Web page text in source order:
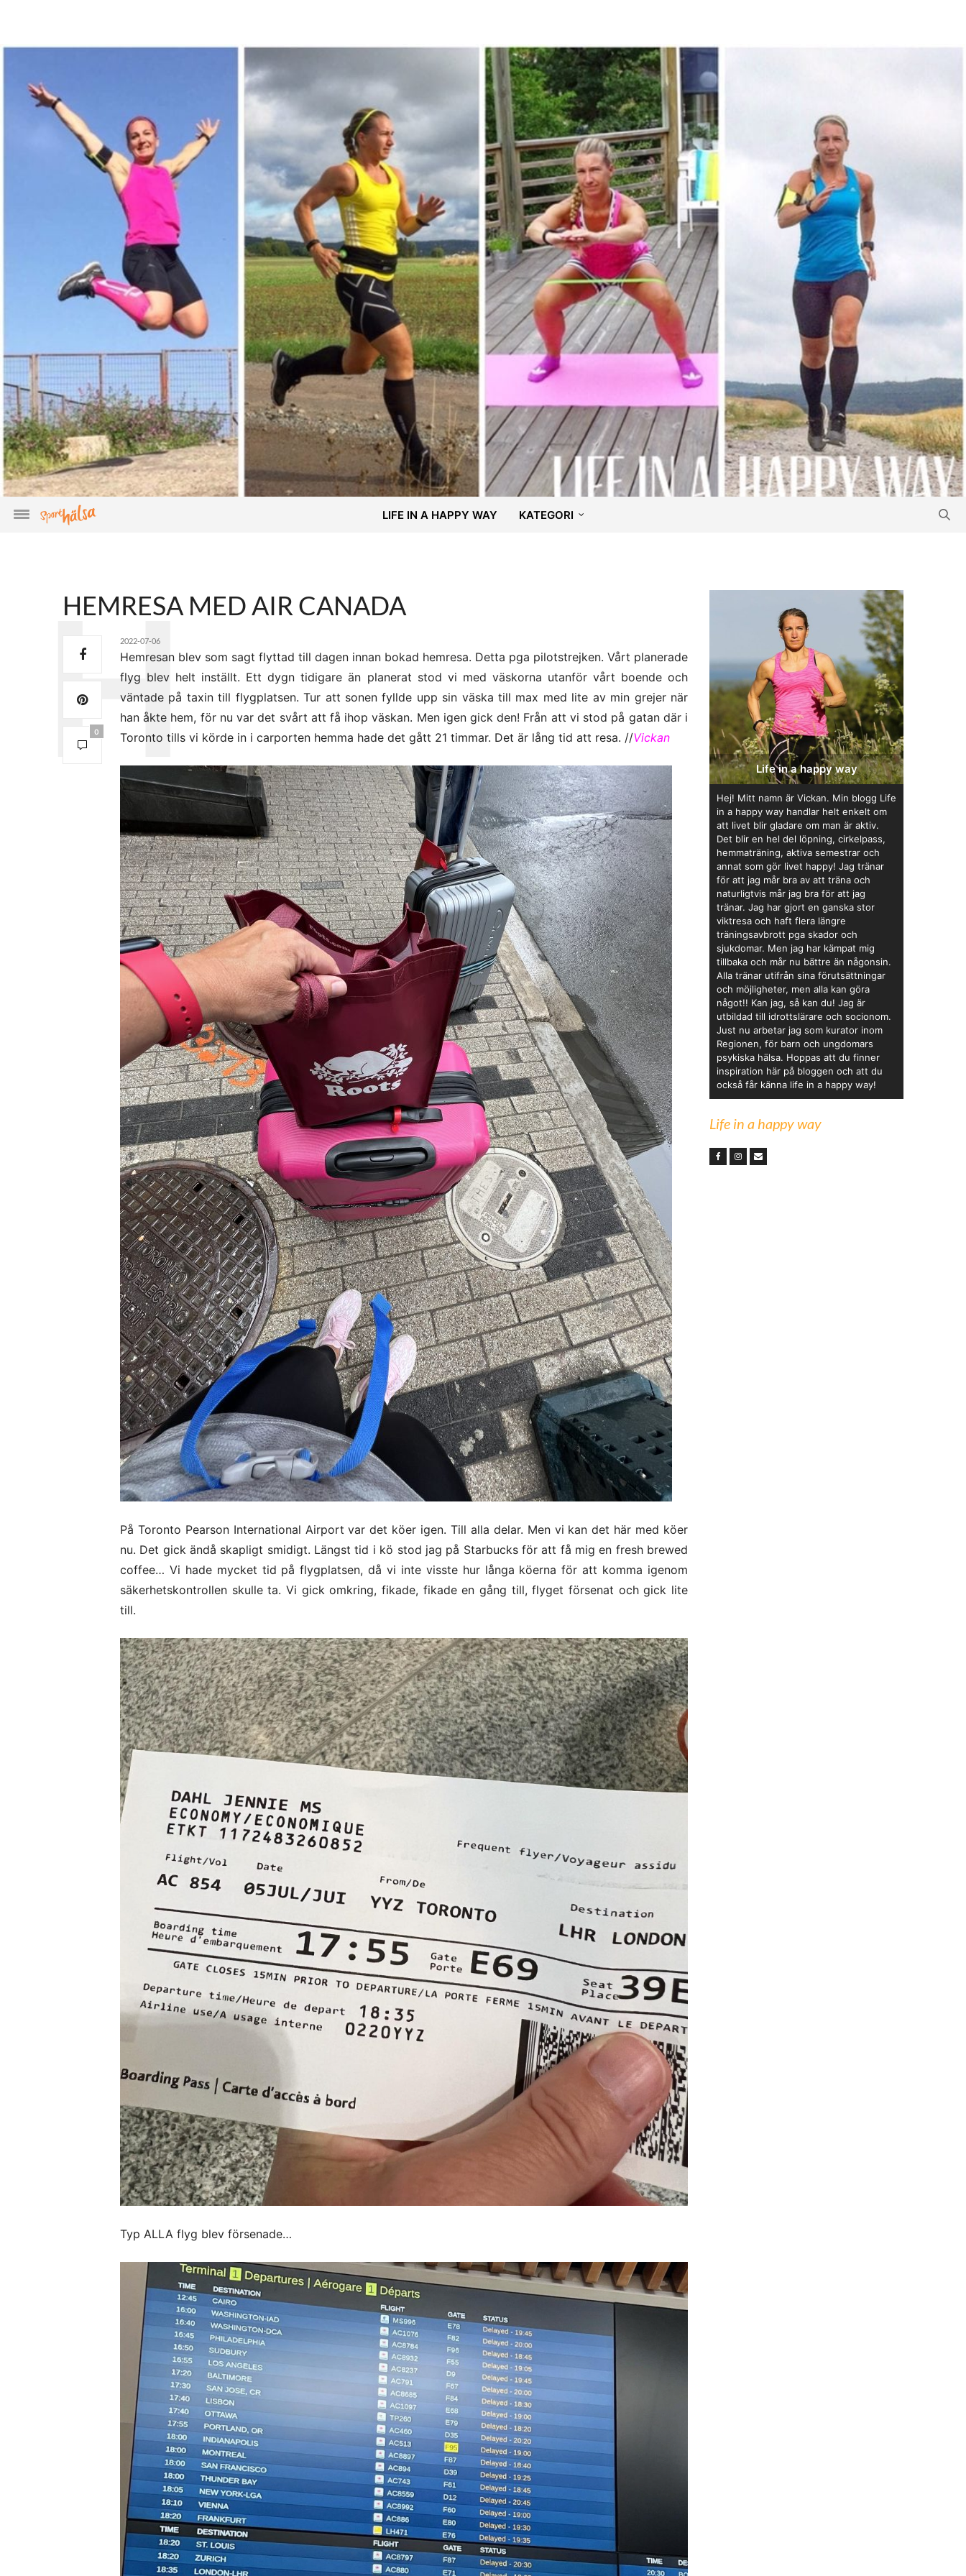
LIFE IN A HAPPY WAY KATEGORI
HEMRESA MED AIR CANADA
0
2022-07-06
Hemresan blev som sagt flyttad till dagen innan bokad hemresa. Detta pga pilotstrejken. Vårt planerade
flyg blev helt inställt. Ett dygn tidigare än planerat stod vi med väskorna utanför vårt boende och
väntade på taxin till flygplatsen. Tur att sonen fyllde upp sin väska till max med lite av min grejer när
han åkte hem, för nu var det svårt att få ihop väskan. Men igen gick den! Från att vi stod på gatan där i
Toronto tills vi körde in i carporten hemma hade det gått 21 timmar. Det är lång tid att resa. //Vickan
På Toronto Pearson International Airport var det köer igen. Till alla delar. Men vi kan det här med köer
nu. Det gick ändå skapligt smidigt. Längst tid i kö stod jag på Starbucks för att få mig en fresh brewed
coffee… Vi hade mycket tid på flygplatsen, då vi inte visste hur långa köerna för att komma igenom
säkerhetskontrollen skulle ta. Vi gick omkring, fikade, fikade en gång till, flyget försenat och gick lite
till.
Typ ALLA flyg blev försenade…
Life in a happy way
Hej! Mitt namn är Vickan. Min blogg Life
in a happy way handlar helt enkelt om
att livet blir gladare om man är aktiv.
Det blir en hel del löpning, cirkelpass,
hemmaträning, aktiva semestrar och
annat som gör livet happy! Jag tränar
för att jag mår bra av att träna och
naturligtvis mår jag bra för att jag
tränar. Jag har gjort en ganska stor
viktresa och haft flera längre
träningsavbrott pga skador och
sjukdomar. Men jag har kämpat mig
tillbaka och mår nu bättre än någonsin.
Alla tränar utifrån sina förutsättningar
och möjligheter, men alla kan göra
något!! Kan jag, så kan du! Jag är
utbildad till idrottslärare och socionom.
Just nu arbetar jag som kurator inom
Regionen, för barn och ungdomars
psykiska hälsa. Hoppas att du finner
inspiration här på bloggen och att du
också får känna life in a happy way!
Life in a happy way